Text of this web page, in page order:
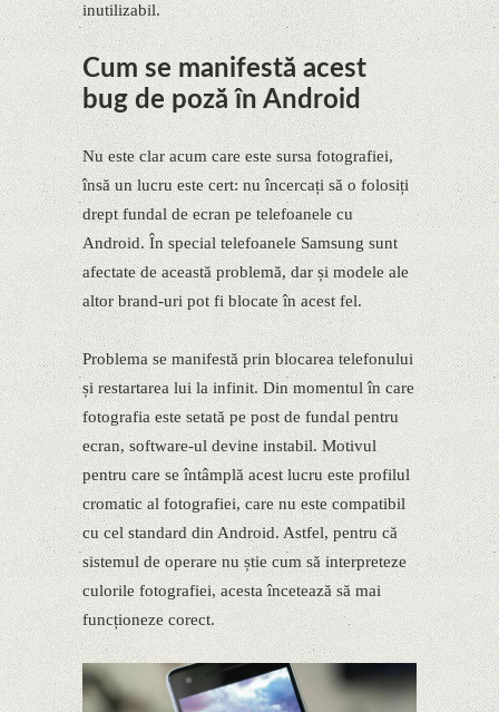
inutilizabil.
Cum se manifestă acest
bug de poză în Android
Nu este clar acum care este sursa fotografiei,
însă un lucru este cert: nu încercați să o folosiți
drept fundal de ecran pe telefoanele cu
Android. În special telefoanele Samsung sunt
afectate de această problemă, dar și modele ale
altor brand-uri pot fi blocate în acest fel.
Problema se manifestă prin blocarea telefonului
și restartarea lui la infinit. Din momentul în care
fotografia este setată pe post de fundal pentru
ecran, software-ul devine instabil. Motivul
pentru care se întâmplă acest lucru este profilul
cromatic al fotografiei, care nu este compatibil
cu cel standard din Android. Astfel, pentru că
sistemul de operare nu știe cum să interpreteze
culorile fotografiei, acesta încetează să mai
funcționeze corect.